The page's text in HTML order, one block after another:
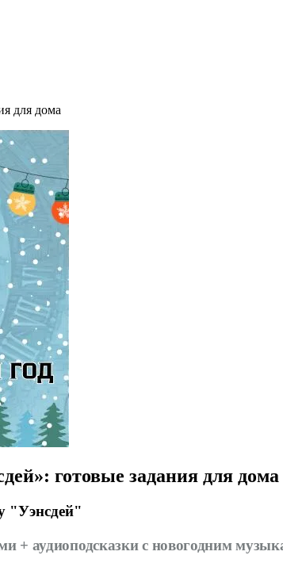
для дома
готовые задания для дома
"Уэнсдей"
+ аудиоподсказки с новогодним